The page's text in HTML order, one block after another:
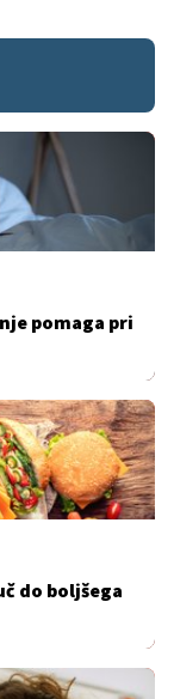
pomaga pri
do boljšega